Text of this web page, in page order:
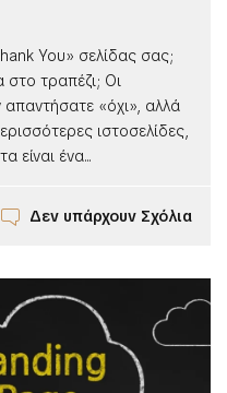
You» σελίδας σας;
στο τραπέζι; Οι
«όχι», αλλά
ιστοσελίδες,
είναι ένα...
Δεν υπάρχουν Σχόλια